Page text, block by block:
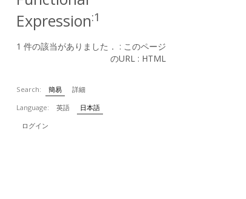
Expression:1
1 件の該当がありました． : このページ
のURL : HTML
Search: 簡易
詳細
Language:
英語
日本語
ログイン